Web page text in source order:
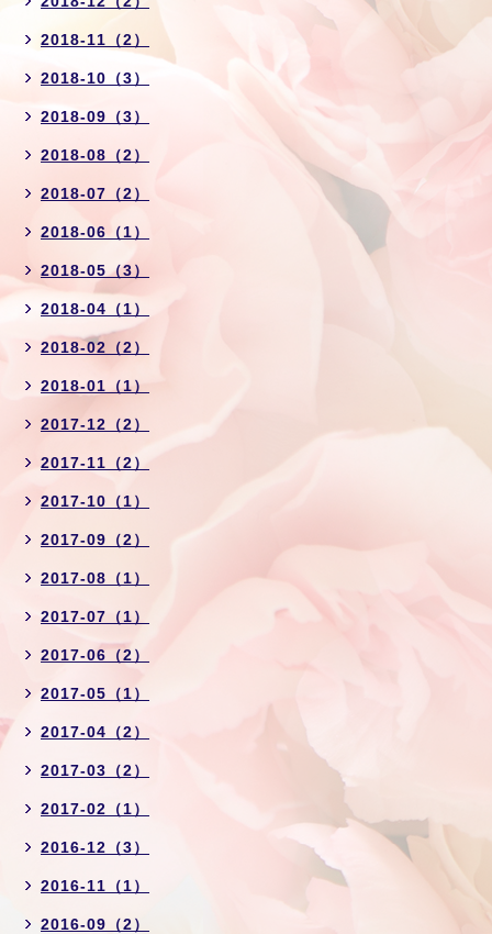
2018-11（2）
2018-10（3）
2018-09（3）
2018-08（2）
2018-07（2）
2018-06（1）
2018-05（3）
2018-04（1）
2018-02（2）
2018-01（1）
2017-12（2）
2017-11（2）
2017-10（1）
2017-09（2）
2017-08（1）
2017-07（1）
2017-06（2）
2017-05（1）
2017-04（2）
2017-03（2）
2017-02（1）
2016-12（3）
2016-11（1）
2016-09（2）